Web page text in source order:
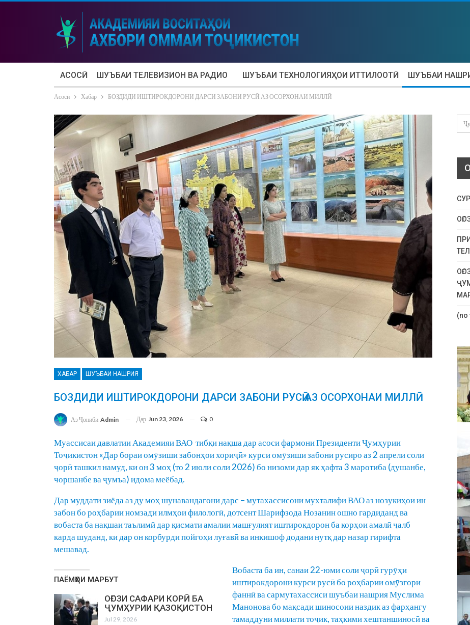
АСОСӢ ШУЪБАИ ТЕЛЕВИЗИОН ВА РАДИО ШУЪБАИ ТЕХНОЛОГИЯҲОИ ИТТИЛООТӢ ШУЪБАИ
Асосӣ Хабар БОЗДИДИ ИШТИРОКДОРОНИ ДАРСИ ЗАБОНИ РУСӢ АЗ ОСОРХОНАИ МИЛЛӢ
ХАБАР ШУЪБАИ НАШРИЯ
БОЗДИДИ ИШТИРОКДОРОНИ ДАРСИ ЗАБОНИ РУСӢ АЗ ОСОРХОНАИ МИЛЛӢ
Аз Ҷониби Admin Дар Jun 23, 2026 0
Муассисаи давлатии Академияи ВАО тибқи нақша дар асоси фармони Президенти Ҷумҳурии
Тоҷикистон «Дар бораи омӯзиши забонҳои хориҷӣ» курси омӯзиши забони русиро аз 2 апрели соли
ҷорӣ ташкил намуд, ки он 3 моҳ (то 2 июли соли 2026) бо низоми дар як ҳафта 3 маротиба (душанбе,
чоршанбе ва ҷумъа) идома меёбад.
Дар муддати зиёда аз ду моҳ шунавандагони дарс – мутахассисони мухталифи ВАО аз нозукиҳои ин
забон бо роҳбарии номзади илмҳои филологӣ, дотсент Шарифзода Нозанин ошно гардиданд ва
вобаста ба нақшаи таълимӣ дар қисмати амалии машғулият иштирокдорон ба корҳои амалӣ ҷалб
карда шуданд, ки дар он корбурди пойгоҳи луғавӣ ва инкишоф додани нутқ дар назар гирифта
мешавад.
ПАЁМҲОИ МАРБУТ
ОҒОЗИ САФАРИ КОРӢ БА
ҶУМҲУРИИ ҚАЗОҚИСТОН
Jul 29, 2026
Вобаста ба ин, санаи 22-юми соли ҷорӣ гурӯҳи
иштирокдорони курси русӣ бо роҳбарии омӯзгори
фаннӣ ва сармутахассиси шуъбаи нашрия Муслима
Манонова бо мақсади шиносоии наздик аз фарҳангу
тамаддуни миллати тоҷик, таҳкими хештаншиносӣ ва
(no